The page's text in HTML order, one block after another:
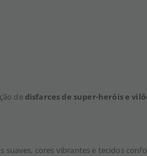
de disfarces de super-heróis e
suaves, cores vibrantes e tecidos